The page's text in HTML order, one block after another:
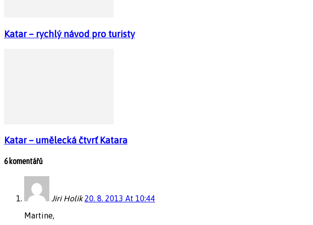
Katar – rychlý návod pro turisty
Katar – umělecká čtvrť Katara
6 komentářů
Jiri Holik 20. 8. 2013 At 10:44
Martine,